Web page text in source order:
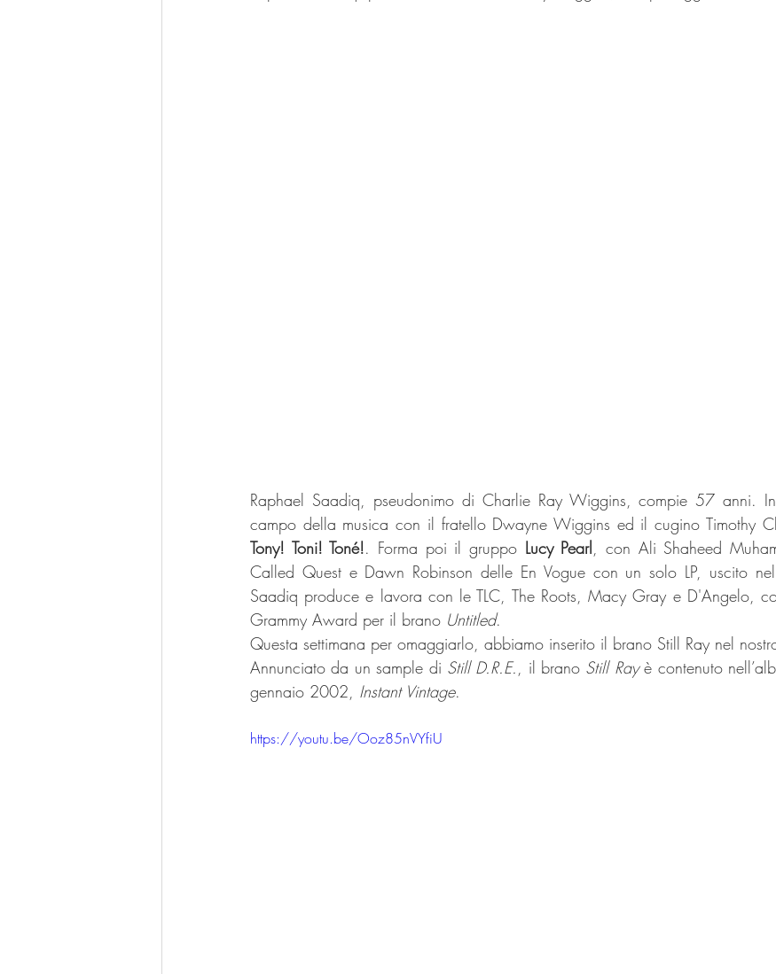
Raphael Saadiq, pseudonimo di Charlie Ray Wiggins, compie 57 anni.
Tony! Toni! Toné!. Forma poi il gruppo Lucy Pearl, con Ali Shaheed
Called Quest e Dawn Robinson delle En Vogue con un solo LP, uscito
Saadiq produce e lavora con le TLC, The Roots, Macy Gray e D'Angelo,
Grammy Award per il brano Untitled.
Questa settimana per omaggiarlo, abbiamo inserito il brano Still Ray nel
Annunciato da un sample di Still D.R.E., il brano Still Ray è contenuto
gennaio 2002, Instant Vintage.
https://youtu.be/Ooz85nVYfiU